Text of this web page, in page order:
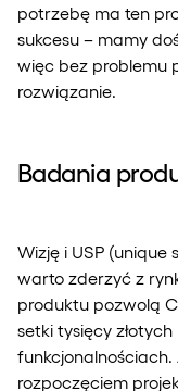
potrzebę ma ten
sukcesu – mamy
więc bez problemu
rozwiązanie.
Badania
Wizję i USP
warto zderzyć z
produktu pozwolą
setki tysięcy
rozpoczęciem